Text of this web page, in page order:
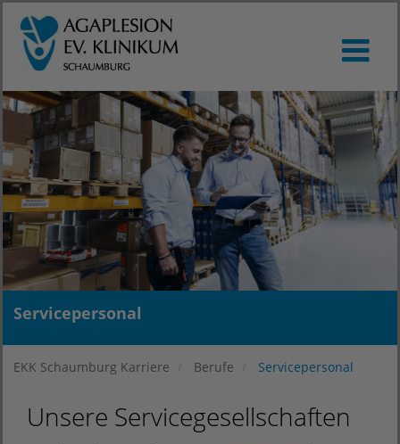
Servicepersonal
EKK Schaumburg Karriere Berufe Servicepersonal
Unsere Servicegesellschaften